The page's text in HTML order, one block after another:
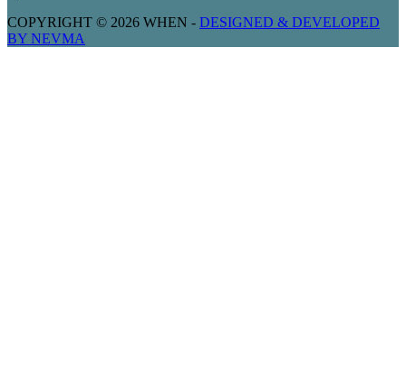
COPYRIGHT © 2026 WHEN - DESIGNED & DEVELOPED
BY NEVMA